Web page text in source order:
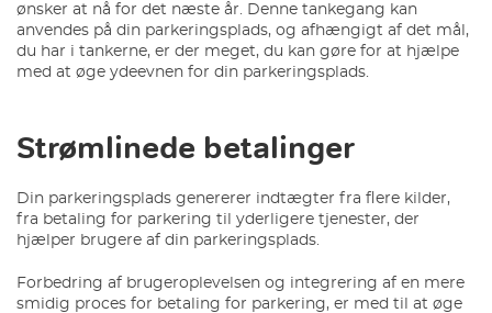
ønsker at nå for det næste år. Denne tankegang kan
anvendes på din parkeringsplads, og afhængigt af det mål,
du har i tankerne, er der meget, du kan gøre for at hjælpe
med at øge ydeevnen for din parkeringsplads.
Strømlinede betalinger
Din parkeringsplads genererer indtægter fra flere kilder,
fra betaling for parkering til yderligere tjenester, der
hjælper brugere af din parkeringsplads.
Forbedring af brugeroplevelsen og integrering af en mere
smidig proces for betaling for parkering, er med til at øge